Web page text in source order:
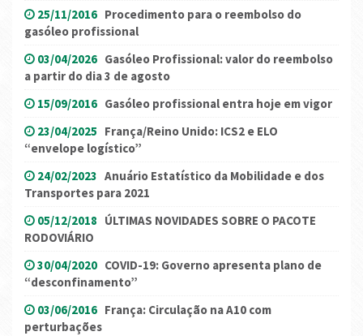
25/11/2016 Procedimento para o reembolso do
gasóleo profissional
03/04/2026 Gasóleo Profissional: valor do reembolso
a partir do dia 3 de agosto
15/09/2016 Gasóleo profissional entra hoje em vigor
23/04/2025 França/Reino Unido: ICS2 e ELO
“envelope logístico”
24/02/2023 Anuário Estatístico da Mobilidade e dos
Transportes para 2021
05/12/2018 ÚLTIMAS NOVIDADES SOBRE O PACOTE
RODOVIÁRIO
30/04/2020 COVID-19: Governo apresenta plano de
“desconfinamento”
03/06/2016 França: Circulação na A10 com
perturbações